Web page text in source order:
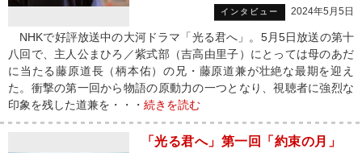
インタビュー 2024年5月5日
NHKで好評放送中の大河ドラマ「光る君へ」。5月5日放送の第十
八回で、主人公まひろ／紫式部（吉高由里子）にとっては母のあだ
に当たる藤原道長（柄本佑）の兄・藤原道兼が壮絶な最期を迎え
た。衝撃の第一回から物語の原動力の一つとなり、視聴者に強烈な
印象を残した道兼を・・・ 続きを読む
「光る君へ」第一回「約束の月」